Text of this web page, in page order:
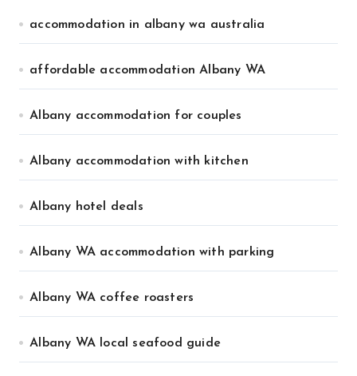
accommodation in albany wa australia
affordable accommodation Albany WA
Albany accommodation for couples
Albany accommodation with kitchen
Albany hotel deals
Albany WA accommodation with parking
Albany WA coffee roasters
Albany WA local seafood guide